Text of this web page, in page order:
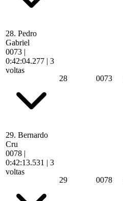
28. Pedro
Gabriel
0073 |
0:42:04.277 | 3
voltas
28
0073
29. Bernardo
Cru
0078 |
0:42:13.531 | 3
voltas
29
0078